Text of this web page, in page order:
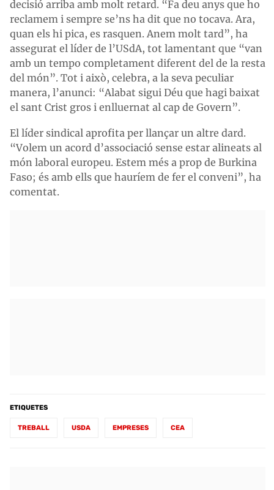
decisió arriba amb molt retard. “Fa deu anys que ho
reclamem i sempre se’ns ha dit que no tocava. Ara,
quan els hi pica, es rasquen. Anem molt tard”, ha
assegurat el líder de l’USdA, tot lamentant que “van
amb un tempo completament diferent del de la resta
del món”. Tot i això, celebra, a la seva peculiar
manera, l’anunci: “Alabat sigui Déu que hagi baixat
el sant Crist gros i enlluernat al cap de Govern”.
El líder sindical aprofita per llançar un altre dard.
“Volem un acord d’associació sense estar alineats al
món laboral europeu. Estem més a prop de Burkina
Faso; és amb ells que hauríem de fer el conveni”, ha
comentat.
ETIQUETES
TREBALL USDA EMPRESES CEA